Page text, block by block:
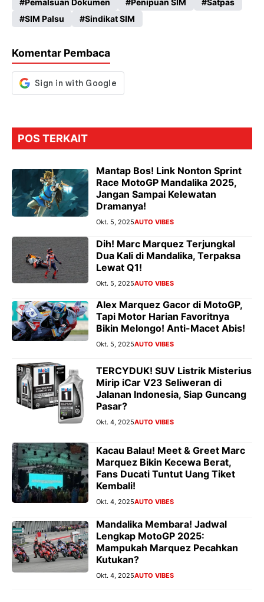
b
o
k
ts
A
p
gr
a
se
n
er
Pemalsuan Dokumen Penipuan SIM
Satpas
SIM Palsu
Sindikat SIM
Komentar Pembaca
POS TERKAIT
Mantap Bos! Link Nonton Sprint
Race MotoGP Mandalika 2025,
Jangan Sampai Kelewatan
Dramanya!
Okt. 5, 2025AUTO VIBES
Dih! Marc Marquez Terjungkal
Dua Kali di Mandalika, Terpaksa
Lewat Q1!
Okt. 5, 2025AUTO VIBES
Alex Marquez Gacor di MotoGP,
Tapi Motor Harian Favoritnya
Bikin Melongo! Anti-Macet Abis!
Okt. 5, 2025AUTO VIBES
TERCYDUK! SUV Listrik Misterius
Mirip iCar V23 Seliweran di
Jalanan Indonesia, Siap Guncang
Pasar?
Okt. 4, 2025AUTO VIBES
Kacau Balau! Meet & Greet Marc
Marquez Bikin Kecewa Berat,
Fans Ducati Tuntut Uang Tiket
Kembali!
Okt. 4, 2025AUTO VIBES
Mandalika Membara! Jadwal
Lengkap MotoGP 2025:
Mampukah Marquez Pecahkan
Kutukan?
Okt. 4, 2025AUTO VIBES